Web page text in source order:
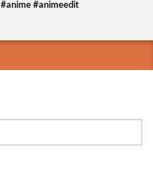
#anime #animeedit